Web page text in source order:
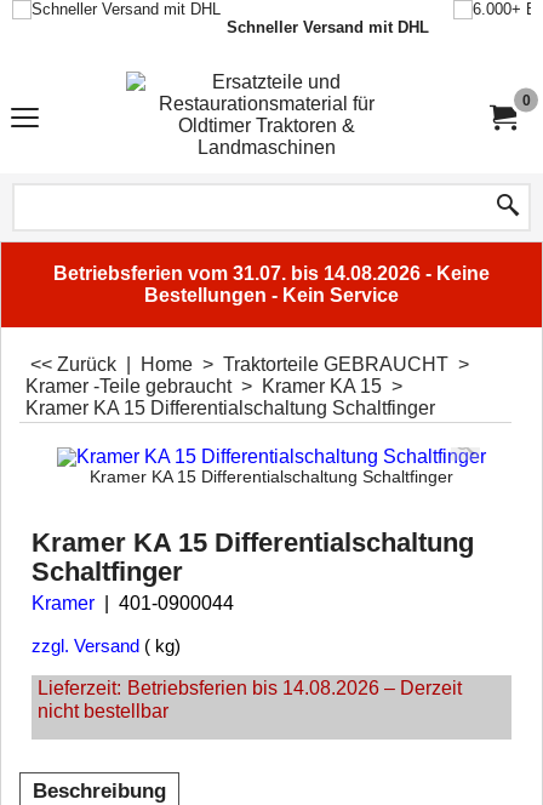
Schneller Versand mit DHL
0
Betriebsferien vom 31.07. bis 14.08.2026 - Keine
Bestellungen - Kein Service
<< Zurück Home > Traktorteile GEBRAUCHT >
Kramer -Teile gebraucht> Kramer KA 15 >
Kramer KA 15 Differentialschaltung Schaltfinger
Kramer KA 15 Differentialschaltung Schaltfinger
Kramer KA 15 Differentialschaltung
Schaltfinger
Kramer 401-0900044
zzgl. Versand kg
Lieferzeit: Betriebsferien bis 14.08.2026 – Derzeit
nicht bestellbar
Beschreibung